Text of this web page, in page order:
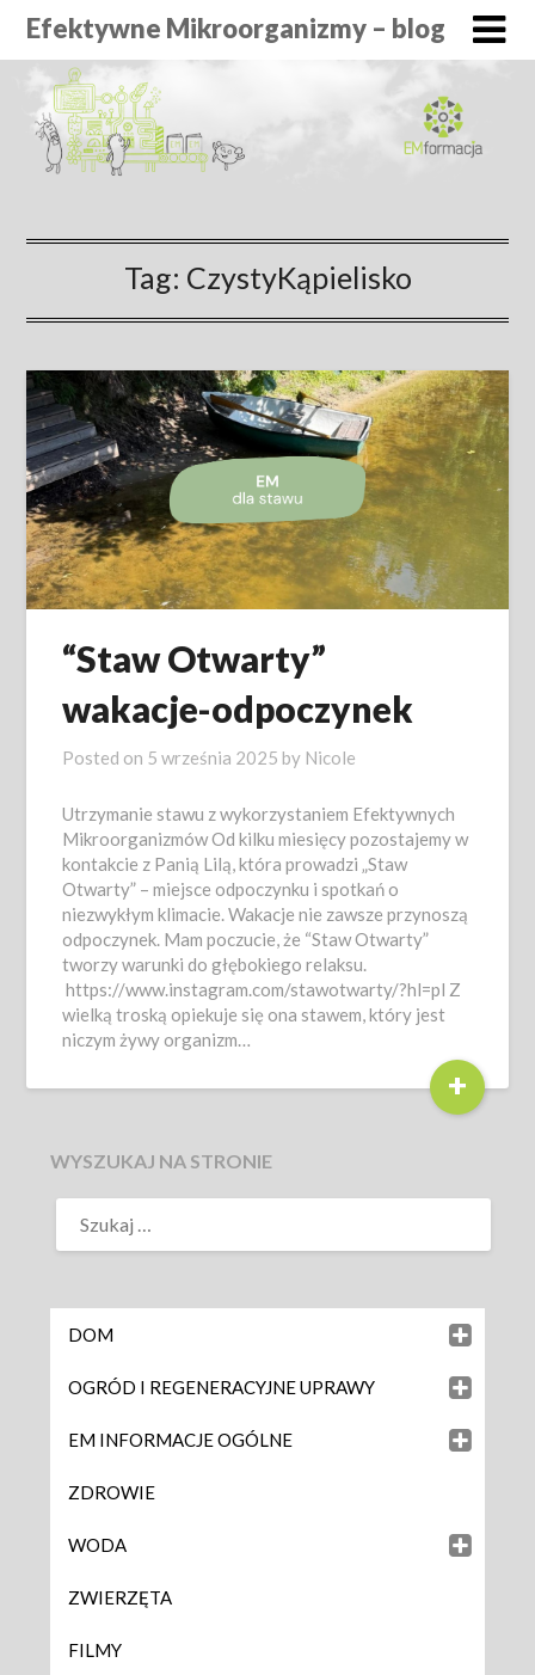
Efektywne Mikroorganizmy – blog
Tag: CzystyKąpielisko
“Staw Otwarty”
wakacje-odpoczynek
Posted on 5 września 2025 by Nicole
Utrzymanie stawu z wykorzystaniem Efektywnych
Mikroorganizmów Od kilku miesięcy pozostajemy w
kontakcie z Panią Lilą, która prowadzi „Staw
Otwarty” – miejsce odpoczynku i spotkań o
niezwykłym klimacie. Wakacje nie zawsze przynoszą
odpoczynek. Mam poczucie, że “Staw Otwarty”
tworzy warunki do głębokiego relaksu.
https://www.instagram.com/stawotwarty/?hl=pl Z
wielką troską opiekuje się ona stawem, który jest
niczym żywy organizm…
+
WYSZUKAJ NA STRONIE
DOM
OGRÓD I REGENERACYJNE UPRAWY
EM INFORMACJE OGÓLNE
ZDROWIE
WODA
ZWIERZĘTA
FILMY